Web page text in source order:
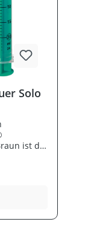
Solo
ist die
diese
maximale